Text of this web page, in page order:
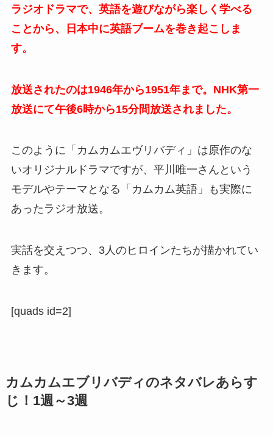
ラジオドラマで、英語を遊びながら楽しく学べる
ことから、日本中に英語ブームを巻き起こしま
す。
放送されたのは1946年から1951年まで。NHK第一
放送にて午後6時から15分間放送されました。
このように「カムカムエヴリバディ」は原作のな
いオリジナルドラマですが、平川唯一さんという
モデルやテーマとなる「カムカム英語」も実際に
あったラジオ放送。
実話を交えつつ、3人のヒロインたちが描かれてい
きます。
[quads id=2]
カムカムエブリバディのネタバレあらす
じ！1週～3週